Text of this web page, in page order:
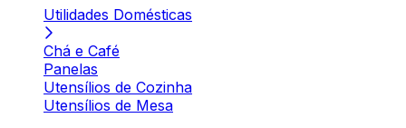
Utilidades Domésticas
Chá e Café
Panelas
Utensílios de Cozinha
Utensílios de Mesa